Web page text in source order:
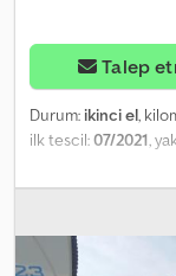
Talep
Durum: ikinci el,
ilk tescil:07/2021 ,
otomatik, emisyon
Tel.: Contact ·
Automatic
warning system